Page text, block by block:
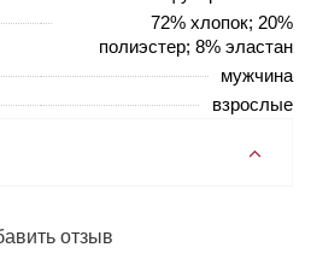
72% хлопок; 20%
полиэстер; 8% эластан
мужчина
взрослые
отзыв